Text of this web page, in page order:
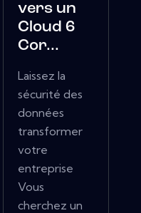
vers un
Cloud 6
Cor...
Laissez la
sécurité des
données
transformer
votre
entreprise
Vous
cherchez un